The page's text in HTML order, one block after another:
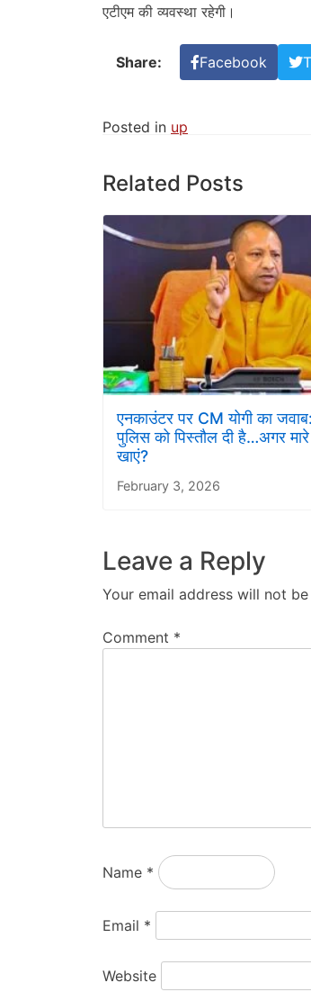
एटीएम की व्यवस्था रहेगी।
Share: Facebook
Posted in up
Related Posts
एनकाउंटर पर CM योगी का
पुलिस को पिस्तौल दी है…अगर मारे
खाएं?
February 3, 2026
Leave a Reply
Your email address will not
Comment *
Name *
Email *
Website